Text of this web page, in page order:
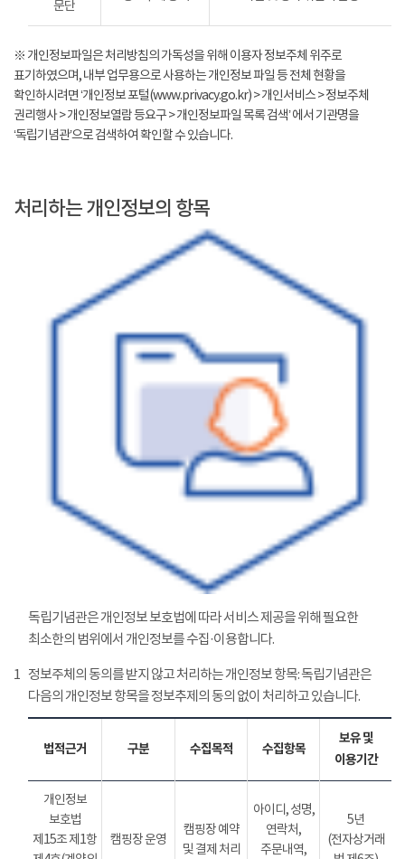
문단
※ 개인정보파일은 처리방침의 가독성을 위해 이용자 정보주체 위주로
표기하였으며, 내부 업무용으로 사용하는 개인정보 파일 등 전체 현황을
확인하시려면 ‘개인정보 포털(www.privacy.go.kr) > 개인서비스 > 정보주체
권리행사 > 개인정보열람 등요구 > 개인정보파일 목록 검색’ 에서 기관명을
‘독립기념관’으로 검색하여 확인할 수 있습니다.
처리하는 개인정보의 항목
독립기념관은 개인정보 보호법에 따라 서비스 제공을 위해 필요한
최소한의 범위에서 개인정보를 수집·이용합니다.
1 정보주체의 동의를 받지 않고 처리하는 개인정보 항목: 독립기념관은
다음의 개인정보 항목을 정보추제의 동의 없이 처리하고 있습니다.
법적근거 구분 수집목적 수집항목
보유 및
이용기간
개인정보
보호법
제15조 제1항
캠핑장 운영
캠핑장 예약
및 결제 처리
아이디, 성명,
연락처,
주문내역,
5년
(전자상거래